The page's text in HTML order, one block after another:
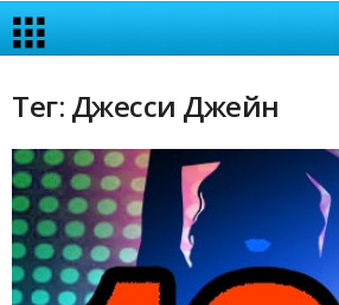
Тег: Джесси Джейн